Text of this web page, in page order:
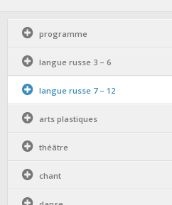
programme
langue russe 3 – 6
langue russe 7 – 12
arts plastiques
théâtre
chant